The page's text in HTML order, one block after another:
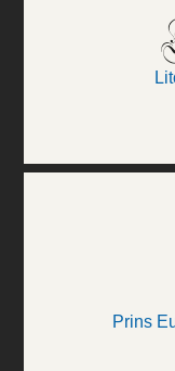
Prins